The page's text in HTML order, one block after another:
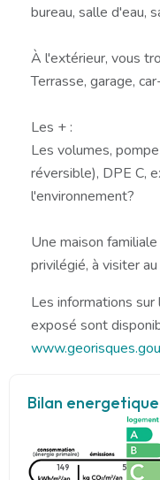
bureau, salle d'eau,
À l'extérieur, vous
Terrasse, garage,
Les + :
Les volumes,
réversible), DPE C,
l'environnement?
Une maison
privilégié, à visiter
Les informations
exposé sont
Bilan energetique
149 5